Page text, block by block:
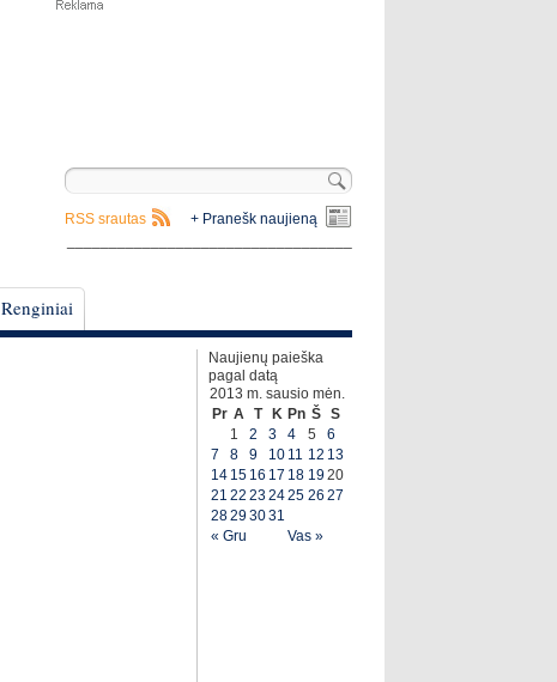
+ Pranešk naujieną
RSS srautas
Renginiai
Naujienų paieška
pagal datą
2013 m. sausio mėn.
Pr A T K Pn Š S
« Gru Vas »
1 2 3 4 5
6
7
8 9 10 11 12 13
14 15 16 17 18 1920
21 22 232425 26 27
28293031